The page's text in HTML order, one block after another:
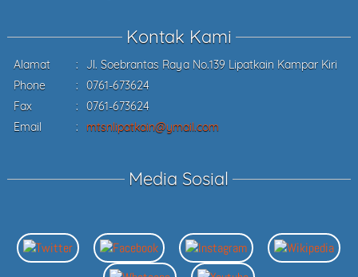
Kontak Kami
Alamat :
Jl. Soebrantas Raya No.139 Lipatkain Kampar Kiri
Phone
:
0761-673624
Fax
:
0761-673624
Email
: mtsnlipatkain@ymail.com
Media Sosial